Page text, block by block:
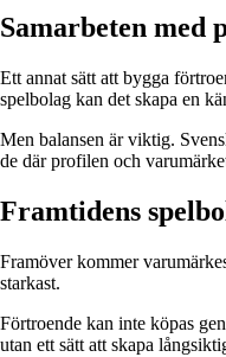
Samarbeten med
Ett annat sätt att bygga
spelbolag kan det skapa en
Men balansen är viktig.
de där profilen och
Framtidens
Framöver kommer
starkast.
Förtroende kan inte köpas
utan ett sätt att skapa